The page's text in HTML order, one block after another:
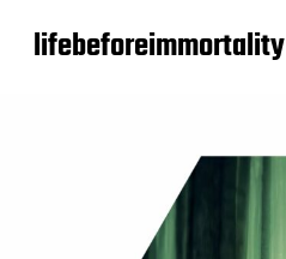
lifebeforeimmortality